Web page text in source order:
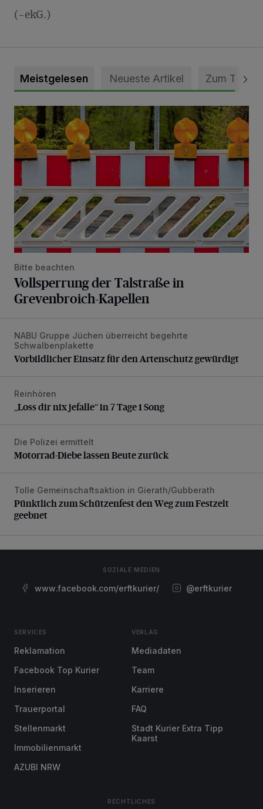
(-ekG.)
Meistgelesen Neueste Artikel Zum Thema
Vollsperrung der Talstraße in Grevenbroich-Kapellen
Bitte beachten
Vollsperrung der Talstraße in
Grevenbroich-Kapellen
Vorbildlicher Einsatz für den Artenschutz gewürdigt
NABU Gruppe Jüchen überreicht begehrte
Schwalbenplakette
Vorbildlicher Einsatz für den Artenschutz gewürdigt
„Loss dir nix jefalle“ in 7 Tage 1 Song
Reinhören
„Loss dir nix jefalle“ in 7 Tage 1 Song
Motorrad-Diebe lassen Beute zurück
Die Polizei ermittelt
Motorrad-Diebe lassen Beute zurück
Pünktlich zum Schützenfest den Weg zum Festzelt
Tolle Gemeinschaftsaktion in Gierath/Gubberath
Pünktlich zum Schützenfest den Weg zum Festzelt
geebnet
SOZIALE MEDIEN
www.facebook.com/erftkurier/ @erftkurier
SERVICES
Reklamation
Facebook Top Kurier
Inserieren
Trauerportal
Stellenmarkt
Immobilienmarkt
AZUBI NRW
VERLAG
Mediadaten
Team
Karriere
FAQ
Stadt Kurier Extra Tipp
Kaarst
RECHTLICHES